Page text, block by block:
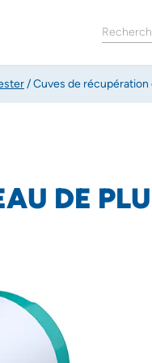
/Cuves de récupération
DE